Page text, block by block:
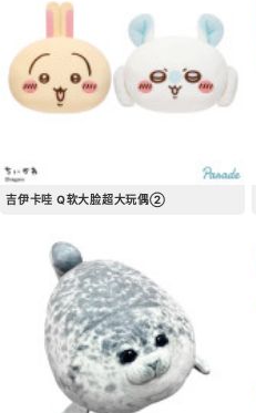
吉伊卡哇 Q软大脸超大玩偶②